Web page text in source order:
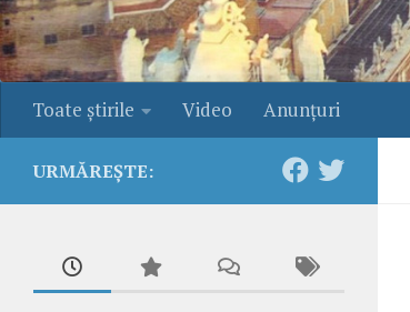
Toate ştirile Video Anunţuri
URMĂREȘTE: